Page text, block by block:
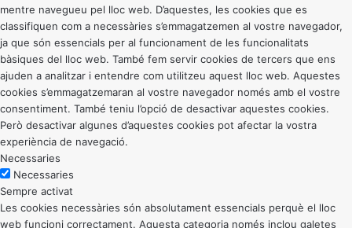
mentre navegueu pel lloc web. D’aquestes, les cookies que es
classifiquen com a necessàries s’emmagatzemen al vostre navegador,
ja que són essencials per al funcionament de les funcionalitats
bàsiques del lloc web. També fem servir cookies de tercers que ens
ajuden a analitzar i entendre com utilitzeu aquest lloc web. Aquestes
cookies s’emmagatzemaran al vostre navegador només amb el vostre
consentiment. També teniu l’opció de desactivar aquestes cookies.
Però desactivar algunes d’aquestes cookies pot afectar la vostra
experiència de navegació.
Necessaries
Necessaries
Sempre activat
Les cookies necessàries són absolutament essencials perquè el lloc
web funcioni correctament. Aquesta categoria només inclou galetes